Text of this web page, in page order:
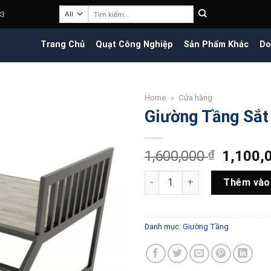
Trang Chủ Quạt Công Nghiệp Sản Phẩm Khác
Home » Cửa hàng
Giường Tầng
1,600,000₫
Giá
gốc
là:
Giường Tầng Sắt - IB12 số
Thêm
Danh mục: Giường Tầng